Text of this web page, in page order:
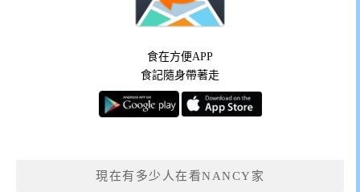
食在方便APP
食記隨身帶著走
現在有多少人在看NANCY家